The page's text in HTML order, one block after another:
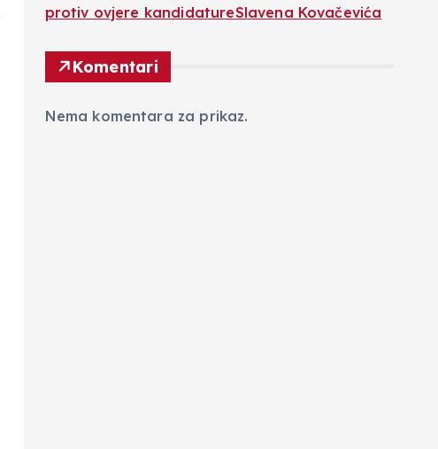
protiv ovjere kandidatureSlavena Kovačevića
Komentari
Nema komentara za prikaz.